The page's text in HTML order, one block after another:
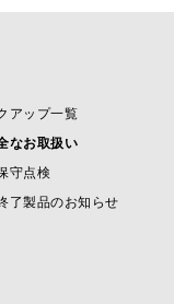
アップ一覧
なお取扱い
守点検
了製品のお知らせ